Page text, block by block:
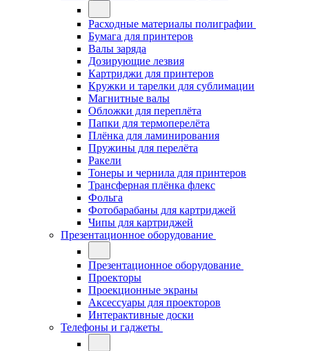
Расходные материалы полиграфии
Бумага для принтеров
Валы заряда
Дозирующие лезвия
Картриджи для принтеров
Кружки и тарелки для сублимации
Магнитные валы
Обложки для переплёта
Папки для термоперелёта
Плёнка для ламинирования
Пружины для перелёта
Ракели
Тонеры и чернила для принтеров
Трансферная плёнка флекс
Фольга
Фотобарабаны для картриджей
Чипы для картриджей
Презентационное оборудование
Презентационное оборудование
Проекторы
Проекционные экраны
Аксессуары для проекторов
Интерактивные доски
Телефоны и гаджеты